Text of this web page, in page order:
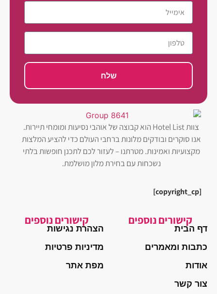
שלח
צוות Hotel List הוא קבוצה של אוהבי נסיעות ומומחי תיירות.
אנו סוקרים ובודקים מלונות ברחבי העולם כדי להציע המלצות
מקצועיות ואמינות. מטרתנו – לעזור לכם לתכנן חופשות בלתי
נשכחות עם בחירת מלון מושלמת.
[copyright_cp]
קישורים נוספים
דף הבית
כתבות ומאמרים
אודות
צור קשר
קישורים נוספים
הצהרת נגישות
מדיניות פרטיות
מפת אתר